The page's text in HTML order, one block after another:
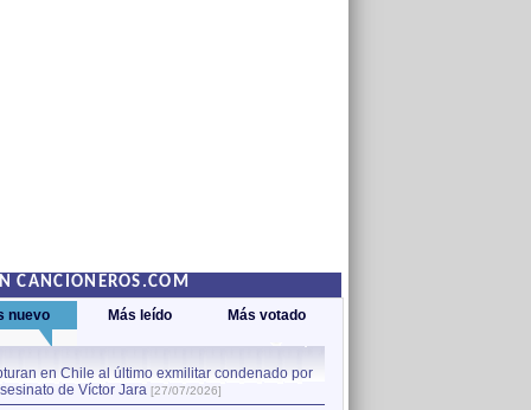
CANCIONEROS.COM
nuevo Más leído Más votado
en Chile al último exmilitar condenado por
de Víctor Jara [27/07/2026]